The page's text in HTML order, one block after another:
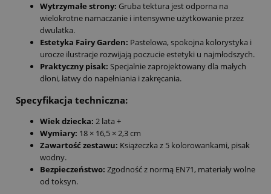
Wytrzymałe strony: Gruba tektura jest odporna na
wielokrotne namaczanie i intensywne użytkowanie przez
dwulatka.
Estetyka Fairy Garden: Pastelowa, spokojna kolorystyka i
urocze ilustracje rozwijają poczucie estetyki u najmłodszych.
Praktyczny pisak: Specjalnie zaprojektowany dla małych
dłoni, łatwy do napełniania i zakręcania.
Specyfikacja techniczna:
Wiek dziecka: 2 lata +
Wymiary: 18 × 16,5 × 2,3 cm
Zawartość zestawu: Książeczka z 5 kolorowankami, pisak
wodny.
Bezpieczeństwo: Zgodność z normą EN71, materiały wolne
od toksyn.